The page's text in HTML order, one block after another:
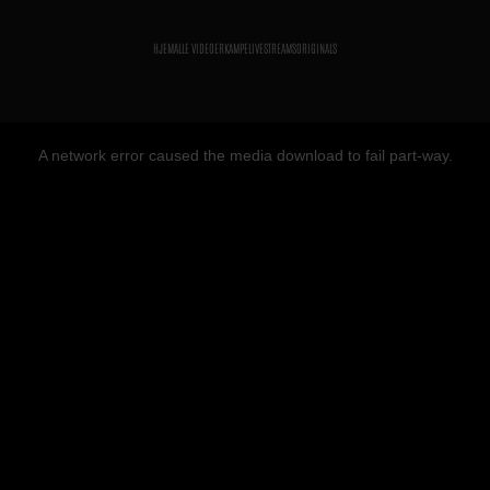
HJEMALLE VIDEOERKAMPELIVESTREAMSORIGINALS
A network error caused the media download to fail part-way.